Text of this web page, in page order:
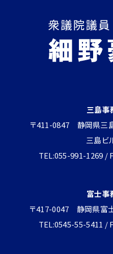
三島事
〒411-0847 静岡県三
三島ビ
TEL:055-991-1269 /
富士事
〒417-0047 静岡県富
TEL:0545-55-5411 /